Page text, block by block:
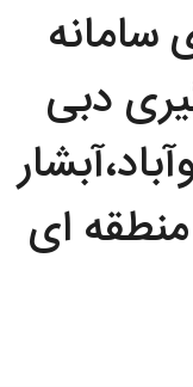
سامانه
دبی
ای